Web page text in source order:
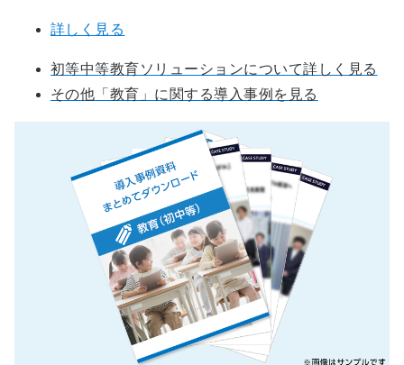
詳しく見る
初等中等教育ソリューションについて詳しく見る
その他「教育」に関する導入事例を見る